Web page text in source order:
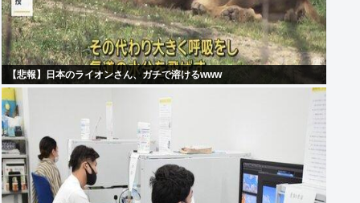
【悲報】日本のライオンさん、ガチで溶けるwww